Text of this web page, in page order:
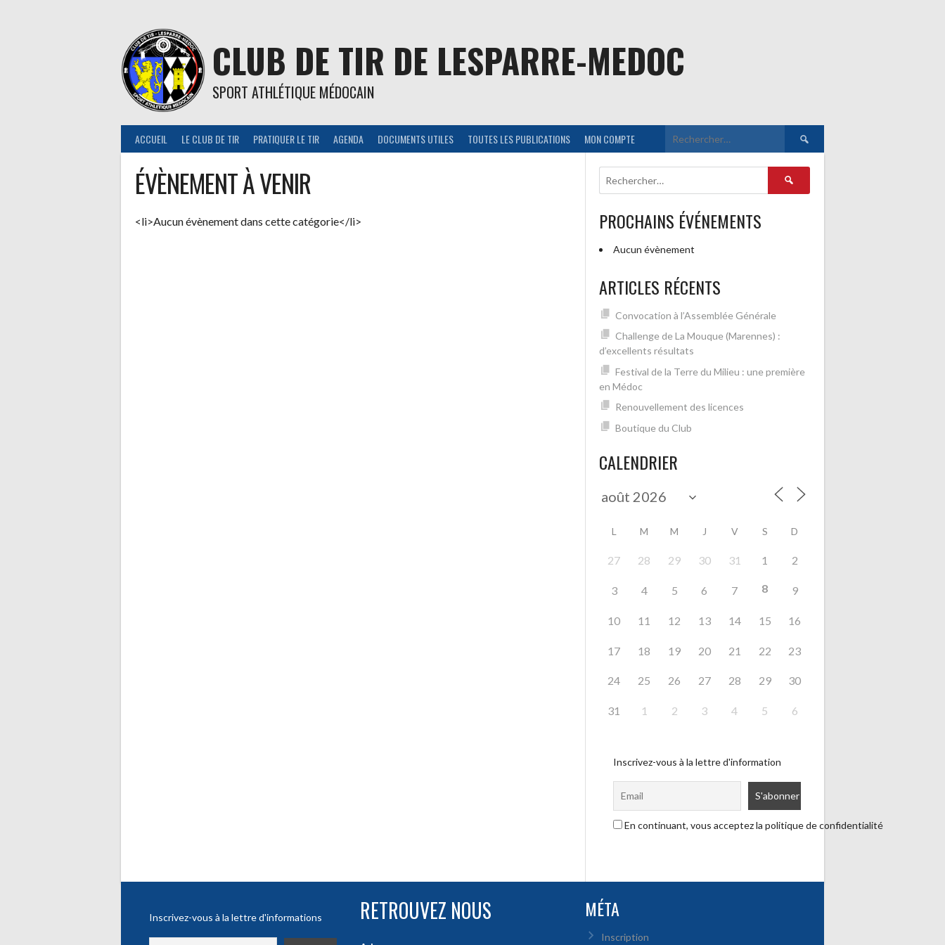
CLUB DE TIR DE LESPARRE-MEDOC
SPORT ATHLÉTIQUE MÉDOCAIN
ACCUEIL LE CLUB DE TIR PRATIQUER LE TIR AGENDA DOCUMENTS UTILES TOUTES LES PUBLICATIONS MON COMPTE Rechercher :
ÉVÈNEMENT À VENIR
<li>Aucun évènement dans cette catégorie</li>
Rechercher :
PROCHAINS ÉVÉNEMENTS
Aucun évènement
ARTICLES RÉCENTS
Convocation à l’Assemblée Générale
Challenge de La Mouque (Marennes) :
d’excellents résultats
Festival de la Terre du Milieu : une première
en Médoc
Renouvellement des licences
Boutique du Club
CALENDRIER
L M M J V S D
27 28 29 30 31 1 2
3 4 5 6 7 8 9
10 11 12 13 14 15 16
17 18 19 20 21 22 23
24 25 26 27 28 29 30
31 1 2 3 4 5 6
Inscrivez-vous à la lettre d'information
En continuant, vous acceptez la politique de confidentialité
Inscrivez-vous à la lettre d'informations RETROUVEZ NOUS MÉTA
Inscription